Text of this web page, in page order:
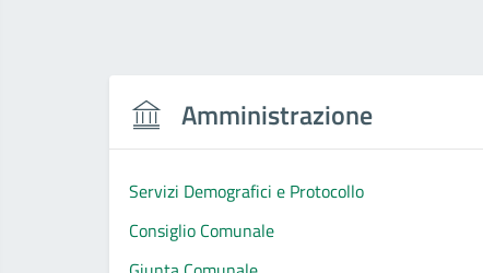
Amministrazione
Servizi Demografici e Protocollo
Consiglio Comunale